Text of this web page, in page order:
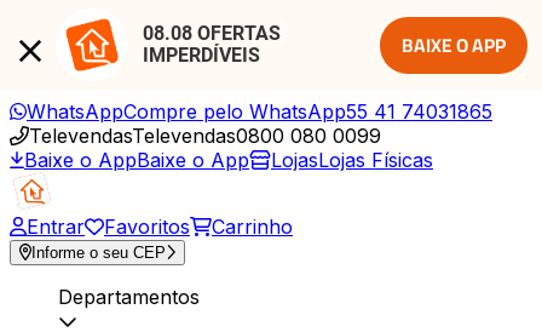
08.08 OFERTAS
IMPERDÍVEIS
BAIXE O APP
WhatsAppCompre pelo WhatsApp55 41 74031865
TelevendasTelevendas0800 080 0099
Baixe o AppBaixe o App LojasLojas Físicas
Entrar Favoritos Carrinho
Informe o seu CEP
Departamentos